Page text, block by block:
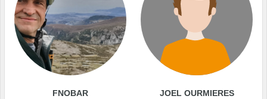
FNOBAR JOEL OURMIERES